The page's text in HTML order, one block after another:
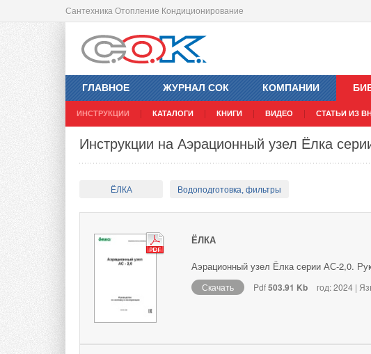
Сантехника Отопление Кондиционирование
ГЛАВНОЕ ЖУРНАЛ СОК КОМПАНИИ
ИНСТРУКЦИИ КАТАЛОГИ КНИГИ ВИДЕО СТАТЬИ ИЗ
Инструкции на Аэрационный узел Ёлка
ЁЛКА Водоподготовка, фильтры
ЁЛКА
Аэрационный узел Ёлка серии АС-2,0.
Скачать Pdf503.91 Kb год: 2024 |